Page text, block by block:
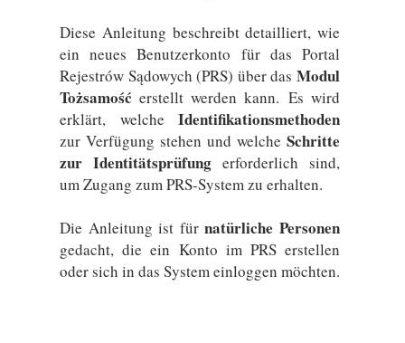
Diese Anleitung beschreibt detailliert, wie
ein neues Benutzerkonto für das Portal
Rejestrów Sądowych (PRS) über das Modul
Tożsamość erstellt werden kann. Es wird
erklärt, welche Identifikationsmethoden
zur Verfügung stehen und welche Schritte
zur Identitätsprüfung erforderlich sind,
um Zugang zum PRS-System zu erhalten.
Die Anleitung ist fürnatürliche Personen
gedacht, die ein Konto im PRS erstellen
oder sich in das System einloggen möchten.